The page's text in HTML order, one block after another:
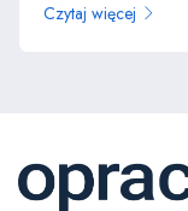
Czytaj więcej